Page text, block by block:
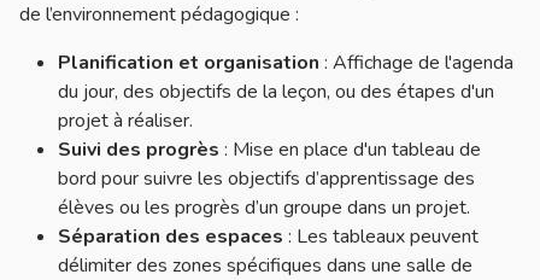
de l’environnement pédagogique :
Planification et organisation : Affichage de l'agenda
du jour, des objectifs de la leçon, ou des étapes d'un
projet à réaliser.
Suivi des progrès : Mise en place d'un tableau de
bord pour suivre les objectifs d’apprentissage des
élèves ou les progrès d’un groupe dans un projet.
Séparation des espaces : Les tableaux peuvent
délimiter des zones spécifiques dans une salle de